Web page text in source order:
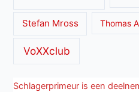
Stefan Mross Thomas
VoXXclub
Schlagerprimeur is een